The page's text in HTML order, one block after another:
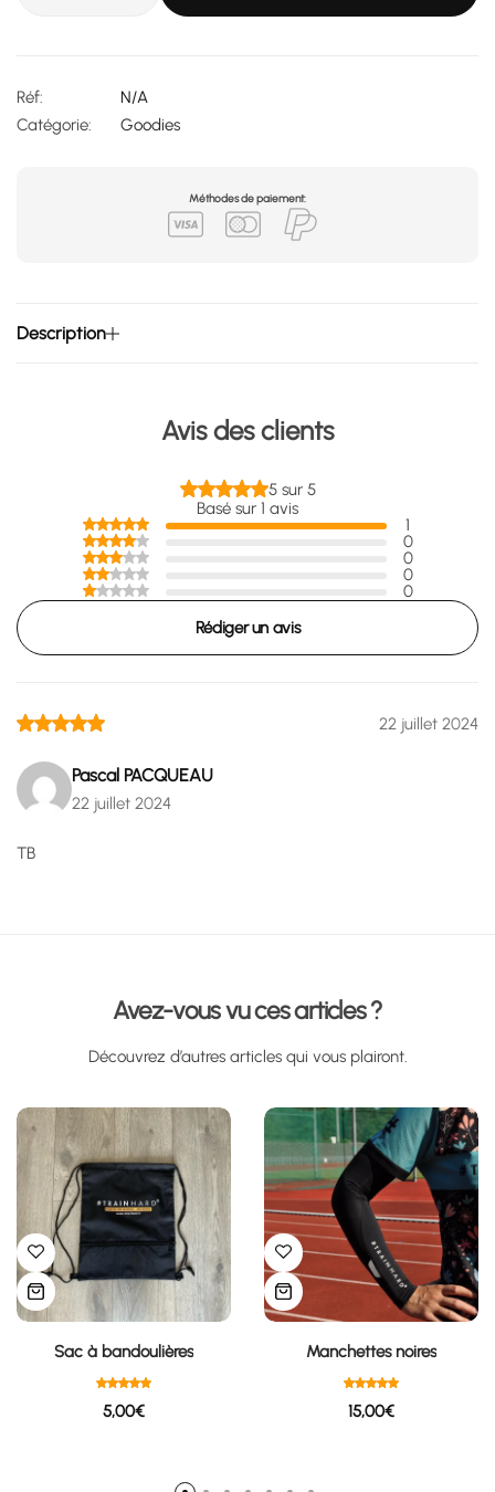
Réf:
N/A
Catégorie:
Goodies
Méthodes de paiement:
Description
Avis des clients
5 sur 5
Basé sur 1 avis
1
0
0
0
0
Rédiger un avis
22 juillet 2024
Pascal PACQUEAU
22 juillet 2024
TB
Avez-vous vu ces articles ?
Découvrez d’autres articles qui vous plairont.
Sac à bandoulières
5,00€
Manchettes noires
15,00€